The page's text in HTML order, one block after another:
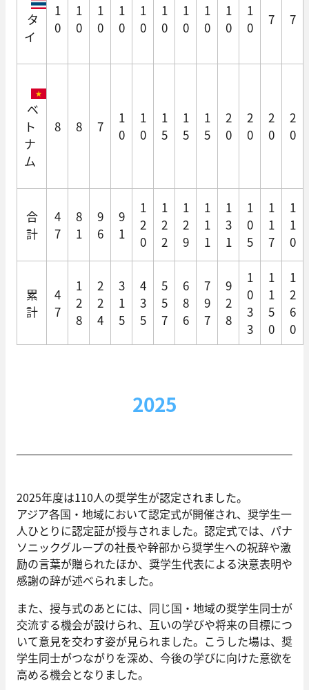
タ
イ
1
0
1
0
1
0
1
0
1
0
1
0
1
0
1
0
1
0
1
0
7 7
ベ
ト
ナ
ム
8 8 7
1
0
1
0
1
5
1
5
1
5
2
0
2
0
2
0
2
0
合
計
4
7
8
1
9
6
9
1
1
2
0
1
2
2
1
2
9
1
1
1
1
3
1
1
0
5
1
1
7
1
1
0
累
計
4
7
1
2
8
2
2
4
3
1
5
4
3
5
5
5
7
6
8
6
7
9
7
9
2
8
1
0
3
3
1
1
5
0
1
2
6
0
2025
2025年度は110人の奨学生が認定されました。
アジア各国・地域において認定式が開催され、奨学生一
人ひとりに認定証が授与されました。認定式では、パナ
ソニックグループの社長や幹部から奨学生への祝辞や激
励の言葉が贈られたほか、奨学生代表による決意表明や
感謝の辞が述べられました。
また、授与式のあとには、同じ国・地域の奨学生同士が
交流する機会が設けられ、互いの学びや将来の目標につ
いて意見を交わす姿が見られました。こうした場は、奨
学生同士がつながりを深め、今後の学びに向けた意欲を
高める機会となりました。